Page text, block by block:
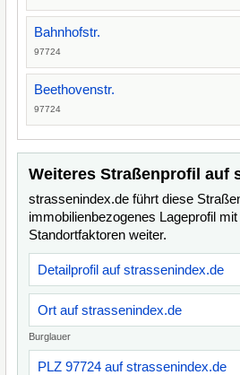
Bahnhofstr.
97724
Beethovenstr.
97724
Weiteres Straßenprofil auf
strassenindex.de führt diese
immobilienbezogenes Lageprofil
Standortfaktoren weiter.
Detailprofil auf strassenindex.de
Ort auf strassenindex.de
Burglauer
PLZ 97724 auf strassenindex.de